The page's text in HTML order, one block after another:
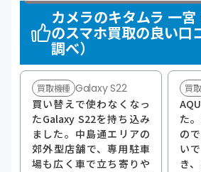
カメラのキタムラ 一
のスマホ買取の良い
調べ）
買取機種 Galaxy S22
買い替えで使わなくなっ
たGalaxy S22を持ち込み
ました。中島通エリアの
郊外型店舗で、専用駐車
場も広く車で立ち寄りや
買
た
の
い
き